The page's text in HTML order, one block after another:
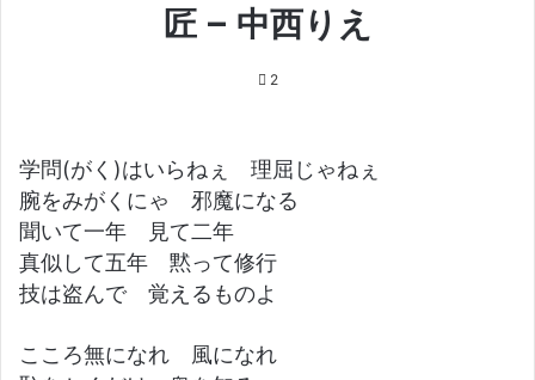
匠 – 中西りえ
2
学問(がく)はいらねぇ 理屈じゃねぇ
腕をみがくにゃ 邪魔になる
聞いて一年 見て二年
真似して五年 黙って修行
技は盗んで 覚えるものよ
こころ無になれ 風になれ